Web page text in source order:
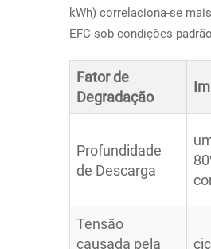
kWh) correlaciona-se
EFC sob condições
Fator de
Degradação
Profundidade
de Descarga
Tensão
causada pela